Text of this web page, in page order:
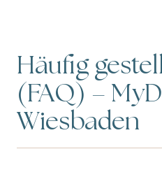
Häufig
(FAQ) –
Wiesbaden